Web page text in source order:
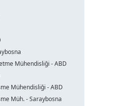
Mühendisliği - ABD
Mühendisliği - ABD
Müh. - Saraybosna